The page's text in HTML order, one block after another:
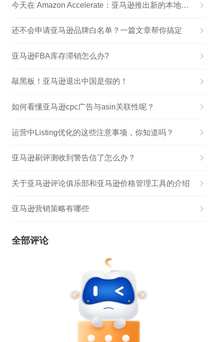
今天在 Amazon Accelerate：亚马逊推出新的本地销售功能，通过在其所在地区吸引更多客户来帮助小型企业发展
还不会申请亚马逊品牌白名单？一篇文章帮你搞定
亚马逊FBA库存滞销怎么办?
敲黑板！亚马逊退出中国是假的！
如何看懂亚马逊cpc广告与asin关联性呢？
运营中Listing优化的这些注意事项，你知道吗？
亚马逊刷评测收到警告信了怎么办？
关于亚马逊评论俱乐部和亚马逊价格管理工具的介绍
亚马逊营销策略有哪些
全部评论